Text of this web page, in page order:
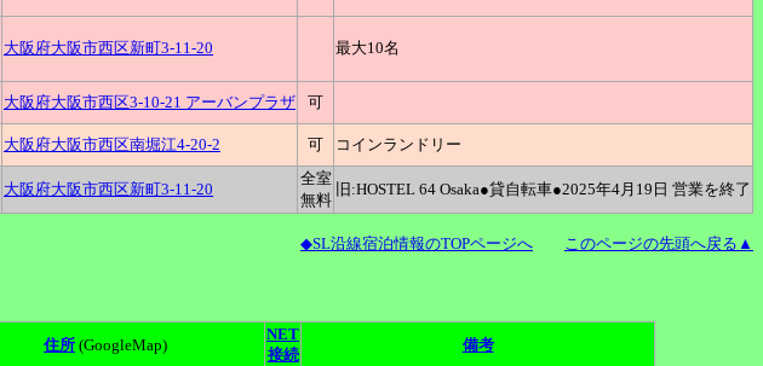
大阪府大阪市西区新町3-11-20 最大10名
大阪府大阪市西区3-10-21 アーバンプラザ 可
大阪府大阪市西区南堀江4-20-2 可 コインランドリー
大阪府大阪市西区新町3-11-20
全室
無料
旧:HOSTEL 64 Osaka●貸自転車●2025年4月19日 営業を終了
◆SL沿線宿泊情報のTOPページへ このページの先頭へ戻る▲
住所 (GoogleMap)
NET
接続
備考